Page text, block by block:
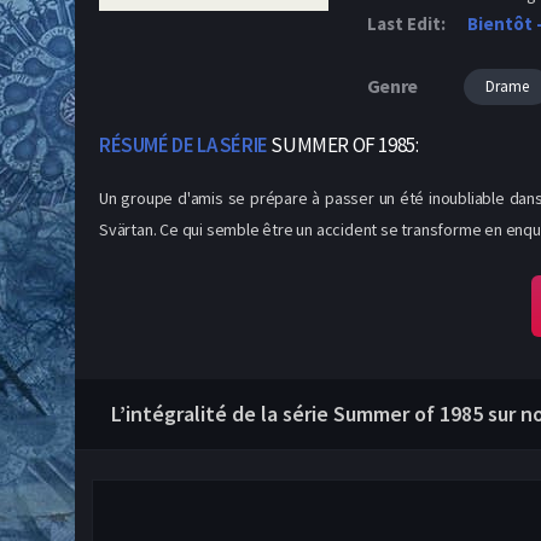
Last Edit: Bientôt
Genre Drame
RÉSUMÉ DE LA SÉRIESUMMER OF 1985:
Un groupe d'amis se prépare à passer un été inoubliable
Svärtan. Ce qui semble être un accident se transforme en
L’intégralité de la série Summer of 1985 sur